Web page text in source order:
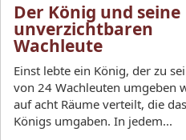
Der König und seine
unverzichtbaren
Wachleute
Einst lebte ein König, der zu
von 24 Wachleuten umgeben
auf acht Räume verteilt, die
Königs umgaben. In jedem...